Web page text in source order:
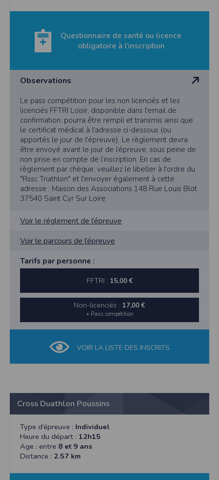
Questionnaire de santé ou licence
obligatoire à l’inscription
Observations
Le pass compétition pour les non licenciés et les
licenciés FFTRI Loisir, disponible dans l'email de
confirmation, pourra être rempli et transmis ainsi que
le certificat médical à l'adresse ci-dessous (ou
apportés le jour de l'épreuve). Le règlement devra
être envoyé avant le jour de l’épreuve, sous peine de
non prise en compte de l’inscription. En cas de
règlement par chèque, veuillez le libeller à l'ordre du
"Rssc Triathlon" et l'envoyer également à cette
adresse : Maison des Associations 148 Rue Louis Blot
37540 Saint Cyr Sur Loire
Voir le réglement de l’épreuve
Voir le parcours de l’épreuve
Tarifs par personne :
FFTRI : 15,00 €
Non-licenciés : 17,00 €
+ Pass compétition
VOIR LA LISTE DES INSCRITS
Cross Duathlon Poussins
Type d’épreuve : Individuel
Heure du départ : 12h15
Age : entre 8 et 9 ans
Distance : 2.57 km